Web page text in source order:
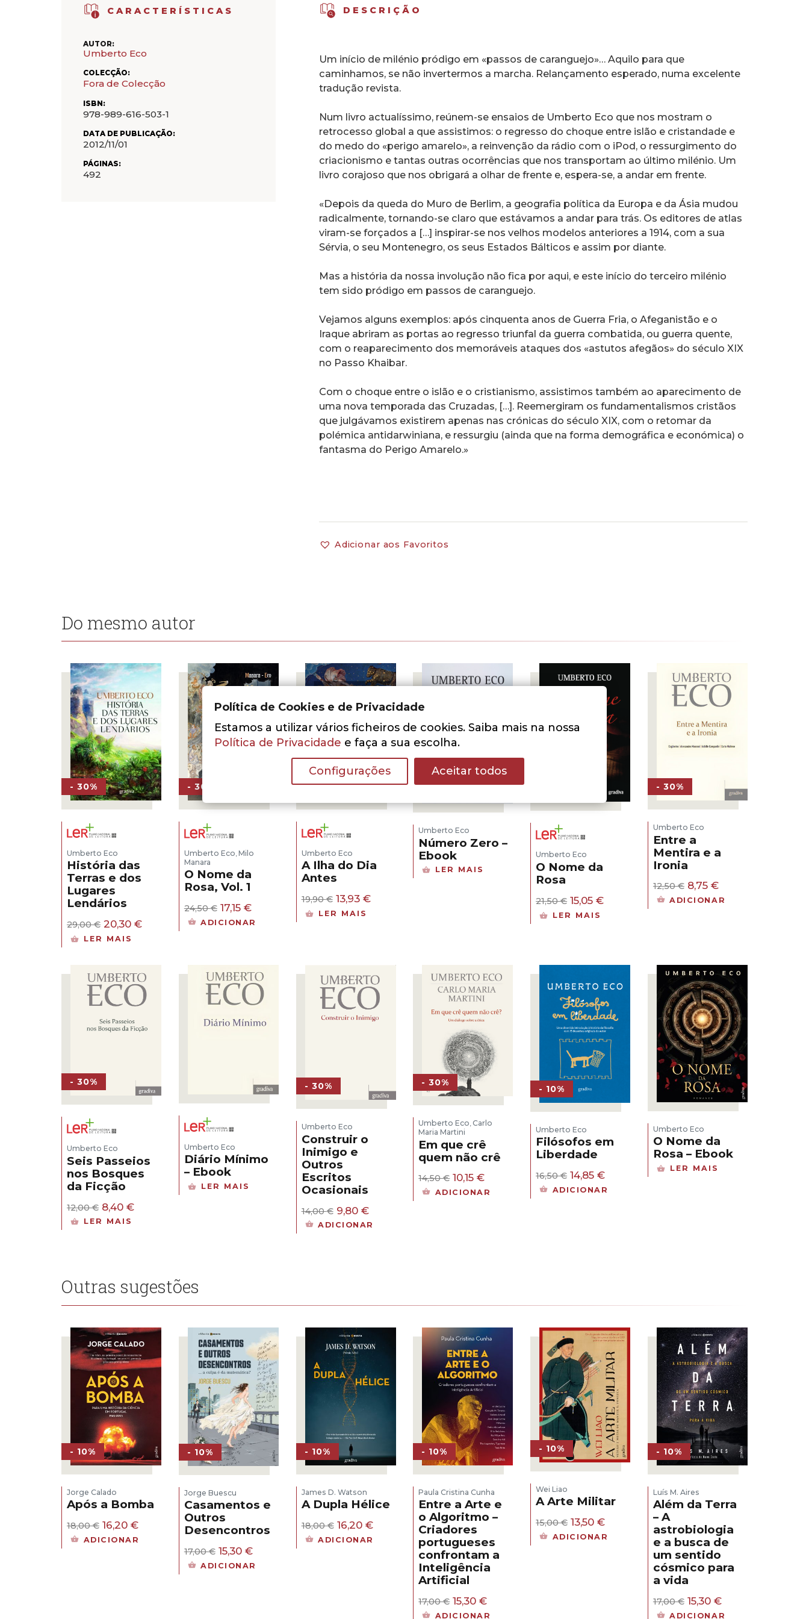
CARACTERÍSTICAS
AUTOR:
Umberto Eco
COLECÇÃO:
Fora de Colecção
ISBN:
978-989-616-503-1
DATA DE PUBLICAÇÃO:
2012/11/01
PÁGINAS:
492
DESCRIÇÃO
Um início de milénio pródigo em «passos de caranguejo»… Aquilo para que
caminhamos, se não invertermos a marcha. Relançamento esperado, numa excelente
tradução revista.
Num livro actualíssimo, reúnem-se ensaios de Umberto Eco que nos mostram o
retrocesso global a que assistimos: o regresso do choque entre islão e cristandade e
do medo do «perigo amarelo», a reinvenção da rádio com o iPod, o ressurgimento do
criacionismo e tantas outras ocorrências que nos transportam ao último milénio. Um
livro corajoso que nos obrigará a olhar de frente e, espera-se, a andar em frente.
«Depois da queda do Muro de Berlim, a geografia política da Europa e da Ásia mudou
radicalmente, tornando-se claro que estávamos a andar para trás. Os editores de atlas
viram-se forçados a […] inspirar-se nos velhos modelos anteriores a 1914, com a sua
Sérvia, o seu Montenegro, os seus Estados Bálticos e assim por diante.
Mas a história da nossa involução não fica por aqui, e este início do terceiro milénio
tem sido pródigo em passos de caranguejo.
Vejamos alguns exemplos: após cinquenta anos de Guerra Fria, o Afeganistão e o
Iraque abriram as portas ao regresso triunfal da guerra combatida, ou guerra quente,
com o reaparecimento dos memoráveis ataques dos «astutos afegãos» do século XIX
no Passo Khaibar.
Com o choque entre o islão e o cristianismo, assistimos também ao aparecimento de
uma nova temporada das Cruzadas, […]. Reemergiram os fundamentalismos cristãos
que julgávamos existirem apenas nas crónicas do século XIX, com o retomar da
polémica antidarwiniana, e ressurgiu (ainda que na forma demográfica e económica) o
fantasma do Perigo Amarelo.»
Adicionar aos Favoritos
Do mesmo autor
- 30%
Umberto Eco
História das
Terras e dos
Lugares
Lendários
29,00€ O
preço
20,30 €O
LER MAIS
- 30%
Umberto Eco,Milo
Manara
O Nome da
Rosa, Vol. 1
24,50€ O
preço
17,15 €O
preço
ADICIONAR
- 30%
Umberto Eco
A Ilha do Dia
Antes
19,90€ O
preço
13,93 €O
LER MAIS
Umberto Eco
Número Zero –
Ebook
LER MAIS
Umberto Eco
O Nome da
Rosa
21,50€ O
preço
original
15,05€O
LER MAIS
- 30%
Umberto Eco
Entre a
Mentira e a
Ironia
12,50€ O
preço
8,75 €O
preço
ADICIONAR
- 30%
Umberto Eco
Seis Passeios
nos Bosques
da Ficção
12,00€ O
preço
8,40 €O
LER MAIS
Umberto Eco
Diário Mínimo
– Ebook
LER MAIS
- 30%
Umberto Eco
Construir o
Inimigo e
Outros
Escritos
Ocasionais
14,00€ O
preço
9,80 €O
preço
ADICIONAR
- 30%
Umberto Eco,Carlo
Maria Martini
Em que crê
quem não crê
14,50€ O
preço
10,15€O
preço
ADICIONAR
- 10%
Umberto Eco
Filósofos em
Liberdade
16,50€ O
preço
14,85€O
preço
ADICIONAR
Umberto Eco
O Nome da
Rosa – Ebook
LER MAIS
Outras sugestões
- 10%
Jorge Calado
Após a Bomba
18,00€ O
preço
16,20 €O
ADICIONAR
- 10%
Jorge Buescu
Casamentos e
Outros
Desencontros
17,00€ O
preço
15,30 €O
preço
ADICIONAR
- 10%
James D. Watson
A Dupla Hélice
18,00€ O
preço
16,20 €O
ADICIONAR
- 10%
Paula Cristina Cunha
Entre a Arte e
o Algoritmo –
Criadores
portugueses
confrontam a
Inteligência
Artificial
17,00€ O
preço
15,30€O
preço
ADICIONAR
- 10%
Wei Liao
A Arte Militar
15,00€ O
preço
13,50€O
preço
ADICIONAR
- 10%
Luís M. Aires
Além da Terra
– A
astrobiologia
e a busca de
um sentido
cósmico para
a vida
17,00€ O
preço
15,30 €O
preço
ADICIONAR
Política de Cookies e de Privacidade
Estamos a utilizar vários ficheiros de cookies. Saiba mais na nossa
Política de Privacidade e faça a sua escolha.
Configurações Aceitar todos